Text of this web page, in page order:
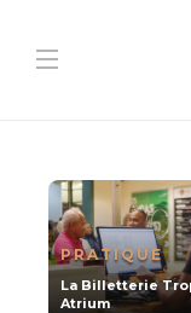
PRATIQUE
La Billetterie
Atrium